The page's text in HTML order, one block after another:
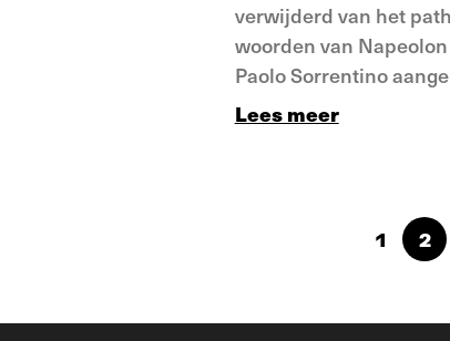
verwijderd van het
woorden van
Paolo Sorrentino
Lees meer
1 2